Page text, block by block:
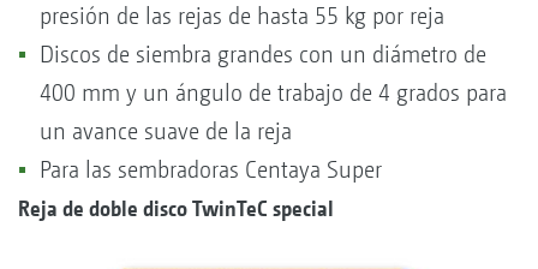
presión de las rejas de hasta 55 kg por reja
Discos de siembra grandes con un diámetro de
400 mm y un ángulo de trabajo de 4 grados para
un avance suave de la reja
Para las sembradoras Centaya Super
Reja de doble disco TwinTeC special